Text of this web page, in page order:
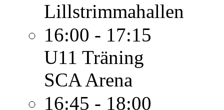
Lillstrimmahallen
16:00 - 17:15
U11 Träning
SCA Arena
16:45 - 18:00